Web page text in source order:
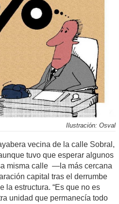
Ilustración: Osval
vecina de la calle Sobral,
tuvo que esperar algunos
misma calle —la más cercana
capital tras el derrumbe
la estructura. “Es que no es
unidad que permanecía todo